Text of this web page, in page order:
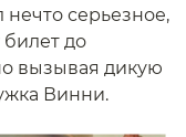
серьезное,
билет до
вызывая дикую
Винни.